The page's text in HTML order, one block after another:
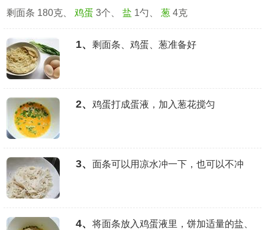
剩面条 180克、 鸡蛋 3个、盐 1勺、葱 4克
1、 剩面条、鸡蛋、葱准备好
2、 鸡蛋打成蛋液，加入葱花搅匀
3、 面条可以用凉水冲一下，也可以不冲
4、
将面条放入鸡蛋液里，饼加适量的盐、